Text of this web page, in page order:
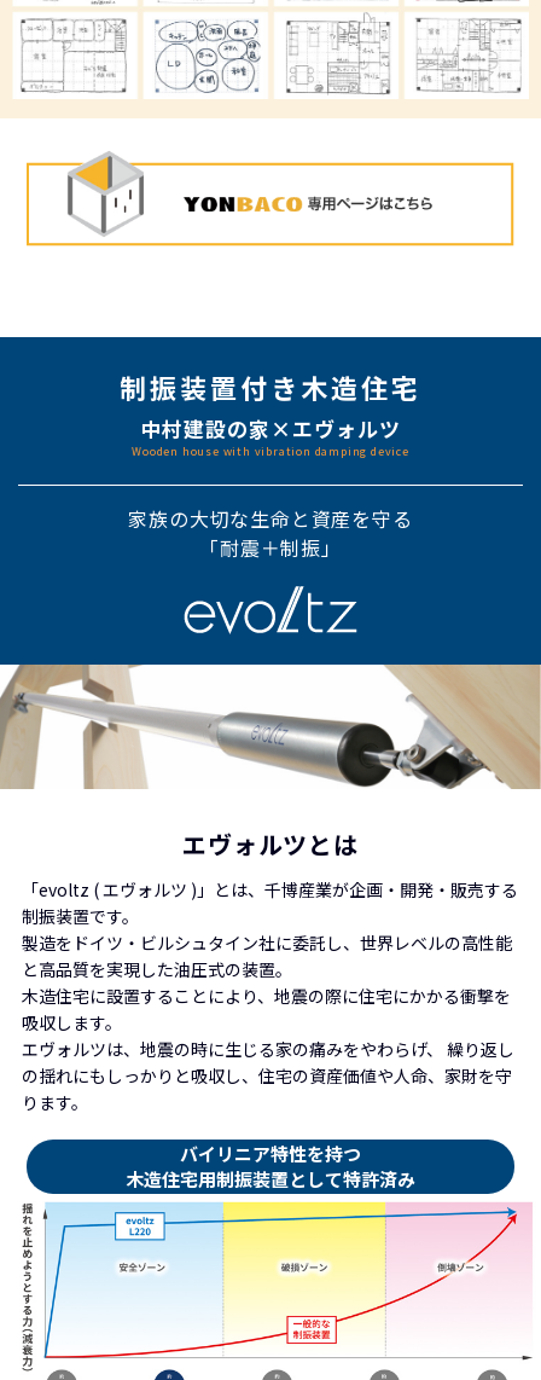
制振装置付き木造住宅
中村建設の家×エヴォルツ
Wooden house with vibration damping device
家族の大切な生命と資産を守る
「耐震＋制振」
エヴォルツとは
「evoltz ( エヴォルツ )」とは、千博産業が企画・開発・販売する
制振装置です。
製造をドイツ・ビルシュタイン社に委託し、世界レベルの高性能
と高品質を実現した油圧式の装置。
木造住宅に設置することにより、地震の際に住宅にかかる衝撃を
吸収します。
エヴォルツは、地震の時に生じる家の痛みをやわらげ、
繰り返し
の揺れにもしっかりと吸収し、住宅の資産価値や人命、家財を守
ります。
バイリニア特性を持つ
木造住宅用制振装置として特許済み